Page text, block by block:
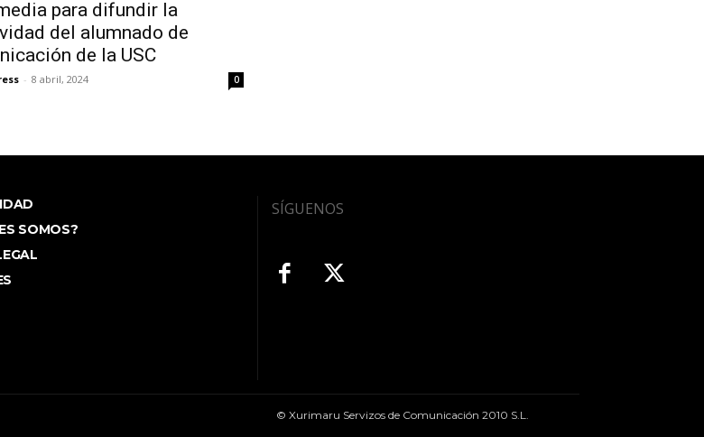
para difundir la
del alumnado de
de la USC
- 8 abril, 2024 0
SOMOS?
SÍGUENOS
© Xurimaru Servizos de Comunicación 2010 S.L.